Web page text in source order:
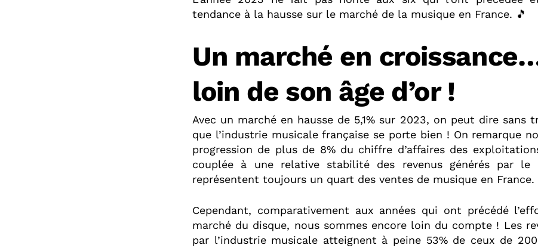
tendance à la hausse sur le marché de la musique en France. 🎵
Un marché en
loin de son âge d’or !
Avec un marché en hausse de 5,1% sur 2023, on peut dire sans
que l’industrie musicale française se porte bien ! On remarque
progression de plus de 8% du chiffre d’affaires des
couplée à une relative stabilité des revenus générés par le
représentent toujours un quart des ventes de musique en France.
Cependant, comparativement aux années qui ont précédé
marché du disque, nous sommes encore loin du compte ! Les
par l’industrie musicale atteignent à peine 53% de ceux de